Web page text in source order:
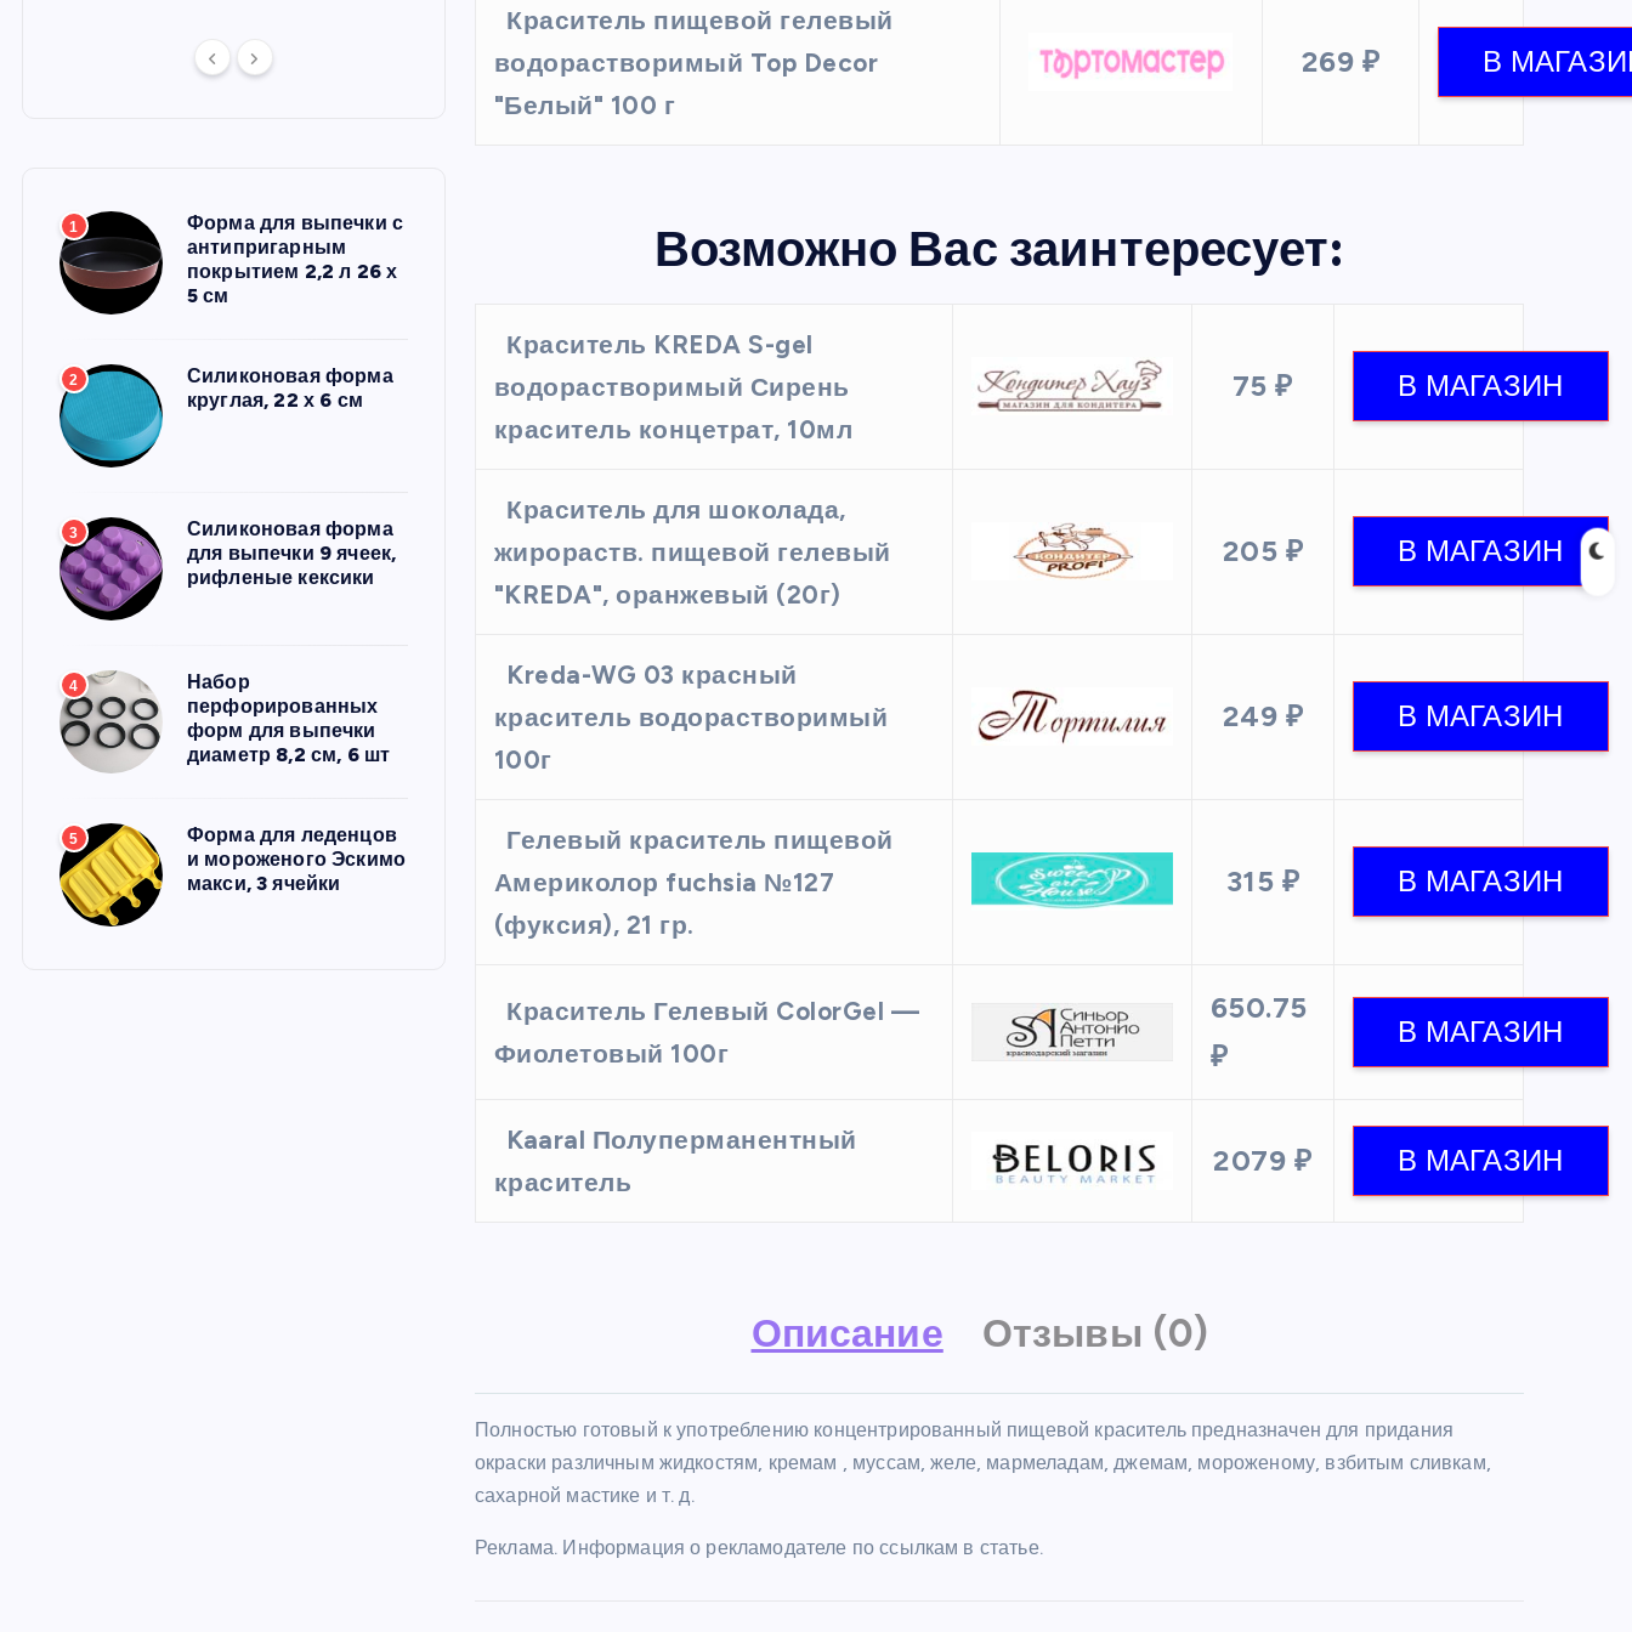
1
Форма для выпечки с
антипригарным
покрытием 2,2 л 26 х
5 см
2
Силиконовая форма
круглая, 22 х 6 см
3
Силиконовая форма
для выпечки 9 ячеек,
рифленые кексики
4
Набор
перфорированных
форм для выпечки
диаметр 8,2 см, 6 шт
5
Форма для леденцов
и мороженого Эскимо
макси, 3 ячейки
Краситель пищевой гелевый
водорастворимый Top Decor
"Белый" 100 г
269 ₽
Возможно Вас заинтересует:
Краситель KREDA S-gel
водорастворимый Сирень
краситель концетрат, 10мл
75 ₽
Краситель для шоколада,
жирораств. пищевой гелевый
"KREDA", оранжевый (20г)
205 ₽
Kreda-WG 03 красный
краситель водорастворимый
100г
249 ₽
Гелевый краситель пищевой
Америколор fuchsia №127
(фуксия), 21 гр.
315 ₽
Краситель Гелевый ColorGel —
Фиолетовый 100г
650.75
₽
Kaaral Полуперманентный
краситель
2079 ₽
Описание Отзывы (0)
Полностью готовый к употреблению концентрированный пищевой краситель предназначен для придания
окраски различным жидкостям, кремам , муссам, желе, мармеладам, джемам, мороженому, взбитым сливкам,
сахарной мастике и т. д.
Реклама. Информация о рекламодателе по ссылкам в статье.